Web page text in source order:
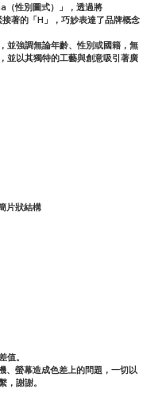
（性別圖式）」，透過將
著的「H」，巧妙表達了品牌概念
並強調無論年齡、性別或國籍，無
並以其獨特的工藝與創意吸引著廣
片狀結構
。
、螢幕造成色差上的問題，一切以
，謝謝。